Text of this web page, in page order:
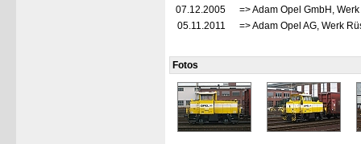
07.12.2005
=> Adam Opel GmbH,
05.11.2011
=> Adam Opel AG, Werk
Fotos